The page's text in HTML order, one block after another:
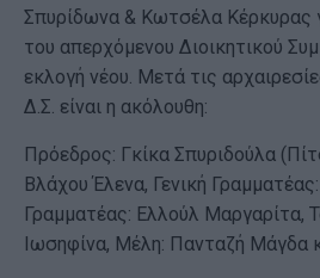
Σπυρίδωνα & Κωτσέλα Κέρκυρας
του απερχόμενου Διοικητικού
εκλογή νέου. Μετά τις
Δ.Σ. είναι η ακόλουθη:
Πρόεδρος: Γκίκα Σπυριδούλα
Βλάχου Έλενα, Γενική
Γραμματέας: Ελλούλ Μαργαρίτα,
Ιωσηφίνα, Μέλη: Πανταζή Μάγδα